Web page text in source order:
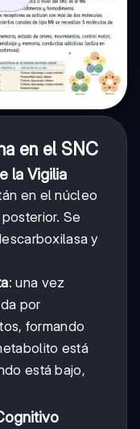
en el SNC
la Vigilia
en el núcleo
Se
y
: una vez
por
formando
está
está bajo,